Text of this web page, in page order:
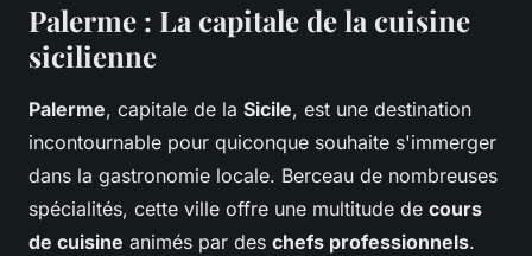
Palerme : La capitale de la cuisine
sicilienne
Palerme, capitale de la Sicile, est une destination
incontournable pour quiconque souhaite s'immerger
dans la gastronomie locale. Berceau de nombreuses
spécialités, cette ville offre une multitude de cours
de cuisine animés par des chefs professionnels.